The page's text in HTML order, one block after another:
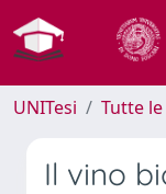
UNITesi Tutte
Il vino